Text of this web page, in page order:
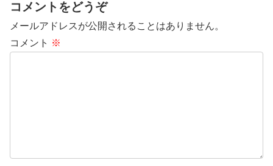
コメントをどうぞ
メールアドレスが公開されることはありません。
コメント ※